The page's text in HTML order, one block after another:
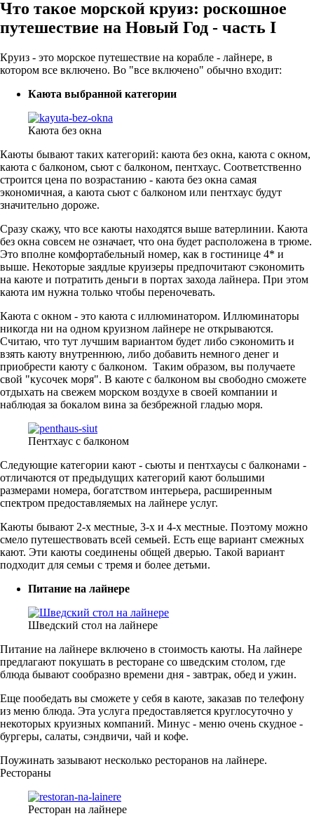
Что такое морской круиз: роскошное
путешествие на Новый Год - часть I
Круиз - это морское путешествие на корабле - лайнере, в
котором все включено. Во "все включено" обычно входит:
Каюта выбранной категории
Каюта без окна
Каюты бывают таких категорий: каюта без окна, каюта с окном,
каюта с балконом, сьют с балконом, пентхаус. Соответственно
строится цена по возрастанию - каюта без окна самая
экономичная, а каюта сьют с балконом или пентхаус будут
значительно дороже.
Сразу скажу, что все каюты находятся выше ватерлинии. Каюта
без окна совсем не означает, что она будет расположена в трюме.
Это вполне комфортабельный номер, как в гостинице 4* и
выше. Некоторые заядлые круизеры предпочитают сэкономить
на каюте и потратить деньги в портах захода лайнера. При этом
каюта им нужна только чтобы переночевать.
Каюта с окном - это каюта с иллюминатором. Иллюминаторы
никогда ни на одном круизном лайнере не открываются.
Считаю, что тут лучшим вариантом будет либо сэкономить и
взять каюту внутреннюю, либо добавить немного денег и
приобрести каюту с балконом. Таким образом, вы получаете
свой "кусочек моря". В каюте с балконом вы свободно сможете
отдыхать на свежем морском воздухе в своей компании и
наблюдая за бокалом вина за безбрежной гладью моря.
Пентхаус с балконом
Следующие категории кают - сьюты и пентхаусы с балконами -
отличаются от предыдущих категорий кают большими
размерами номера, богатством интерьера, расширенным
спектром предоставляемых на лайнере услуг.
Каюты бывают 2-х местные, 3-х и 4-х местные. Поэтому можно
смело путешествовать всей семьей. Есть еще вариант смежных
кают. Эти каюты соединены общей дверью. Такой вариант
подходит для семьи с тремя и более детьми.
Питание на лайнере
Шведский стол на лайнере
Питание на лайнере включено в стоимость каюты. На лайнере
предлагают покушать в ресторане со шведским столом, где
блюда бывают сообразно времени дня - завтрак, обед и ужин.
Еще пообедать вы сможете у себя в каюте, заказав по телефону
из меню блюда. Эта услуга предоставляется круглосуточно у
некоторых круизных компаний. Минус - меню очень скудное -
бургеры, салаты, сэндвичи, чай и кофе.
Поужинать зазывают несколько ресторанов на лайнере.
Рестораны
Ресторан на лайнере